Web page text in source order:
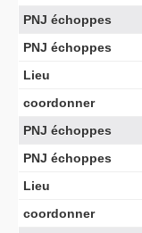
PNJ échoppes
PNJ échoppes
Lieu
coordonner
PNJ échoppes
PNJ échoppes
Lieu
coordonner